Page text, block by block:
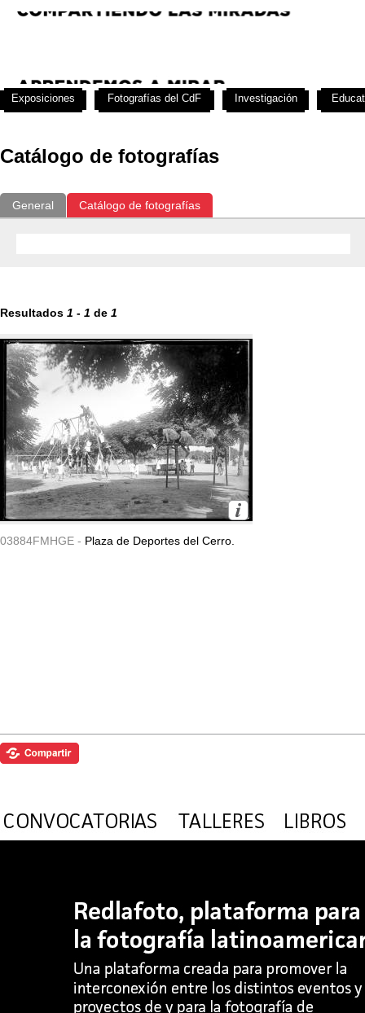
Catálogo de fotografías
General Catálogo de fotografías
Resultados 1 - 1 de 1
03884FMHGE - Plaza de Deportes del Cerro.
Exposiciones Fotografías del CdF Investigación